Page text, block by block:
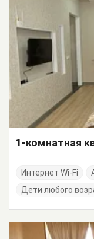
1-комнатная
Интернет Wi-Fi
Дети любого